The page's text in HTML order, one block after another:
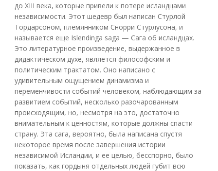
до XIII века, которые привели к потере исландцами
независимости. Этот шедевр был написан Стурлой
Тордарсоном, племянником Снорри Стурлусона, и
называется еще Islendinga saga — Сага об исландцах.
Это литературное произведение, выдержанное в
дидактическом духе, является философским и
политическим трактатом. Оно написано с
удивительным ощущением динамизма и
переменчивости событий человеком, наблюдающим за
развитием событий, несколько разочарованным
происходящим, но, несмотря на это, достаточно
внимательным к ценностям, которые должны спасти
страну. Эта сага, вероятно, была написана спустя
некоторое время после завершения истории
независимой Исландии, и ее целью, бесспорно, было
показать, как гордыня отдельных людей губит всю